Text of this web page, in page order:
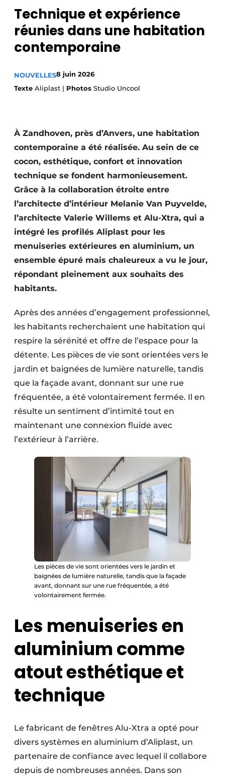
Privacy / Cookie statement
S’inscrire à l’événement
S’inscrire
Video’s
Technique et expérience
réunies dans une habitation
contemporaine
NOUVELLES8 juin 2026
Texte Aliplast | Photos Studio Uncool
À Zandhoven, près d’Anvers, une habitation
contemporaine a été réalisée. Au sein de ce
cocon, esthétique, confort et innovation
technique se fondent harmonieusement.
Grâce à la collaboration étroite entre
l’architecte d’intérieur Melanie Van Puyvelde,
l’architecte Valerie Willems et Alu-Xtra, qui a
intégré les profilés Aliplast pour les
menuiseries extérieures en aluminium, un
ensemble épuré mais chaleureux a vu le jour,
répondant pleinement aux souhaits des
habitants.
Après des années d’engagement professionnel,
les habitants recherchaient une habitation qui
respire la sérénité et offre de l’espace pour la
détente. Les pièces de vie sont orientées vers le
jardin et baignées de lumière naturelle, tandis
que la façade avant, donnant sur une rue
fréquentée, a été volontairement fermée. Il en
résulte un sentiment d’intimité tout en
maintenant une connexion fluide avec
l’extérieur à l’arrière.
Les pièces de vie sont orientées vers le jardin et
baignées de lumière naturelle, tandis que la façade
avant, donnant sur une rue fréquentée, a été
volontairement fermée.
Les menuiseries en
aluminium comme
atout esthétique et
technique
Le fabricant de fenêtres Alu-Xtra a opté pour
divers systèmes en aluminium d’Aliplast, un
partenaire de confiance avec lequel il collabore
depuis de nombreuses années. Dans son